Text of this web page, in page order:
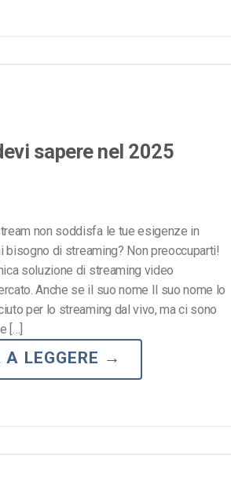
sapere nel 2025
non soddisfa le tue esigenze in
bisogno di streaming? Non preoccuparti!
soluzione di streaming video
Anche se il suo nome Il suo nome lo
per lo streaming dal vivo, ma ci sono
[…]
LEGGERE →